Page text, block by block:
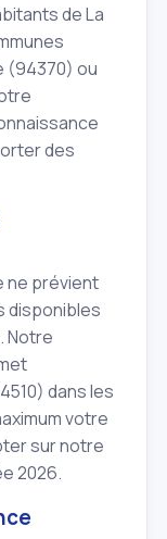
de La
(94370) ou
des
ne prévient
disponibles
Notre
dans les
votre
sur notre
2026.